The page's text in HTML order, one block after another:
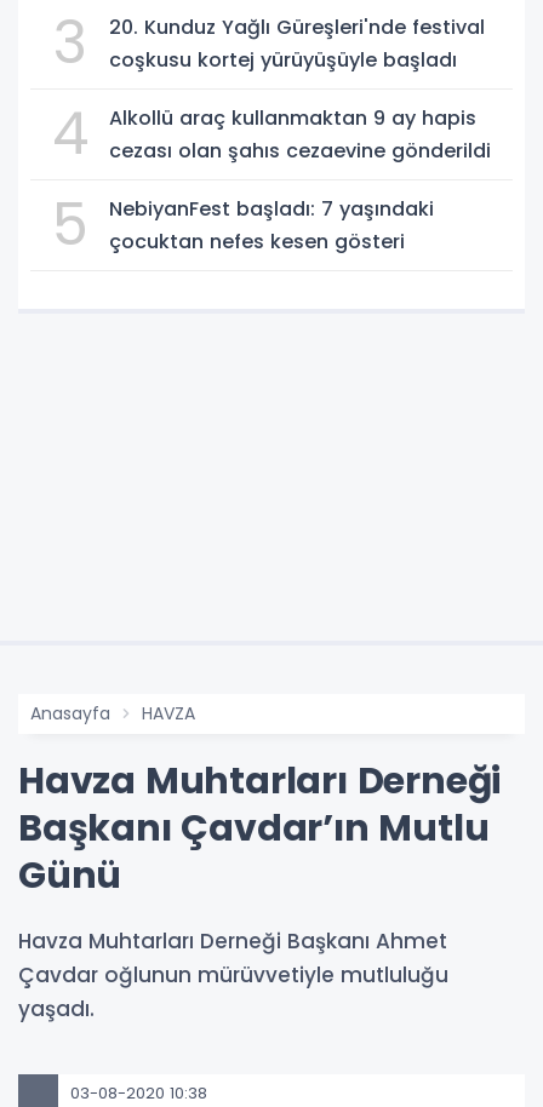
3
20. Kunduz Yağlı Güreşleri'nde festival
coşkusu kortej yürüyüşüyle başladı
4
Alkollü araç kullanmaktan 9 ay hapis
cezası olan şahıs cezaevine gönderildi
5
NebiyanFest başladı: 7 yaşındaki
çocuktan nefes kesen gösteri
Anasayfa HAVZA
Havza Muhtarları Derneği
Başkanı Çavdar’ın Mutlu
Günü
Havza Muhtarları Derneği Başkanı Ahmet
Çavdar oğlunun mürüvvetiyle mutluluğu
yaşadı.
03-08-2020 10:38